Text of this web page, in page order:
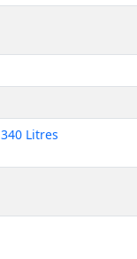
340 Litres